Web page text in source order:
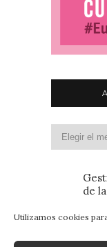
de
Utilizamos cookies